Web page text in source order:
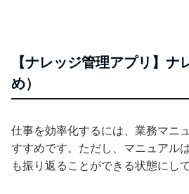
【ナレッジ管理アプリ】ナ
め）
仕事を効率化するには、業務マニ
すすめです。ただし、マニュアル
も振り返ることができる状態にし